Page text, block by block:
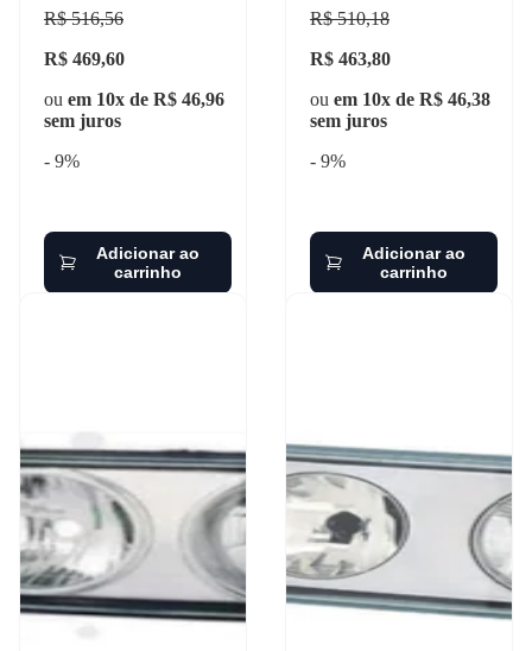
R$ 516,56
R$ 469,60
ou em 10x de R$ 46,96
sem juros
- 9%
Adicionar ao
carrinho
R$ 510,18
R$ 463,80
ou em 10x de R$ 46,38
sem juros
- 9%
Adicionar ao
carrinho